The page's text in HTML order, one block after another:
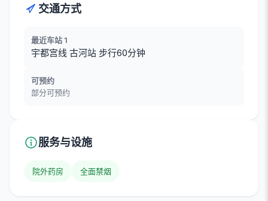
交通方式
最近车站 1
宇都宫线 古河站 步行60分钟
可预约
部分可预约
服务与设施
院外药房 全面禁烟